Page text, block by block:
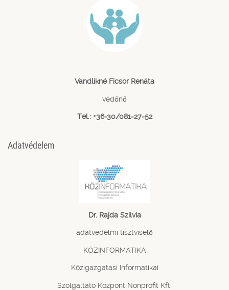
Vandlikné Ficsor Renáta
védőnő
Tel.: +36-30/081-27-52
Adatvédelem
Dr. Rajda Szilvia
adatvédelmi tisztviselő
KÖZINFORMATIKA
Közigazgatási Informatikai
Szolgáltató Központ Nonprofit Kft.